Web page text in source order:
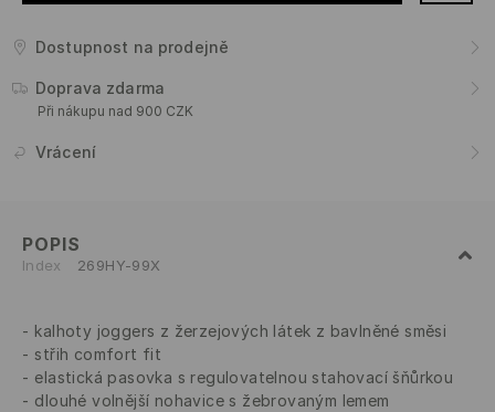
Dostupnost na prodejně
Doprava zdarma
Při nákupu nad 900 CZK
Vrácení
POPIS
Index 269HY-99X
kalhoty joggers z žerzejových látek z bavlněné směsi
střih comfort fit
elastická pasovka s regulovatelnou stahovací šňůrkou
dlouhé volnější nohavice s žebrovaným lemem